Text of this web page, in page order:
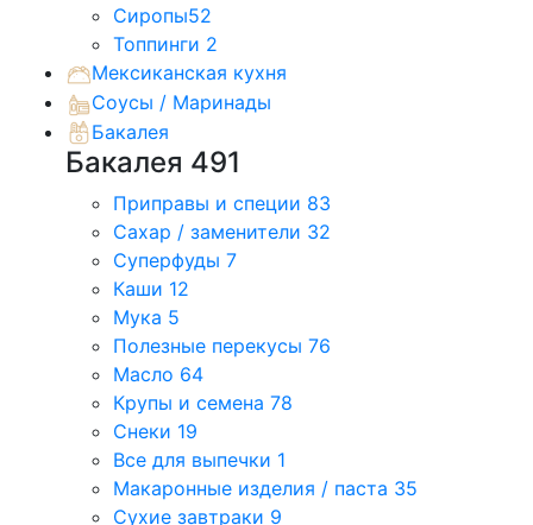
Сиропы52
Топпинги 2
Мексиканская кухня
Соусы / Маринады
Бакалея
Бакалея 491
Приправы и специи 83
Сахар / заменители 32
Суперфуды 7
Каши 12
Мука 5
Полезные перекусы 76
Масло 64
Крупы и семена 78
Снеки 19
Все для выпечки 1
Макаронные изделия / паста 35
Сухие завтраки 9